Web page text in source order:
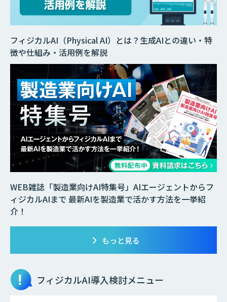
WEB雑誌「製造業向けAI特集号」AIエージェントからフ
ィジカルAIまで 最新AIを製造業で活かす方法を一挙紹
介！
フィジカルAI（Physical AI）とは？生成AIとの違い・特
徴や仕組み・活用例を解説
もっと見る
フィジカルAI導入検討メニュー